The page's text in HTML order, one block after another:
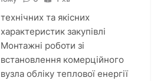
технічних та якісних
характеристик закупівлі
Монтажні роботи зі
встановлення комерційного
вузла обліку теплової енергії